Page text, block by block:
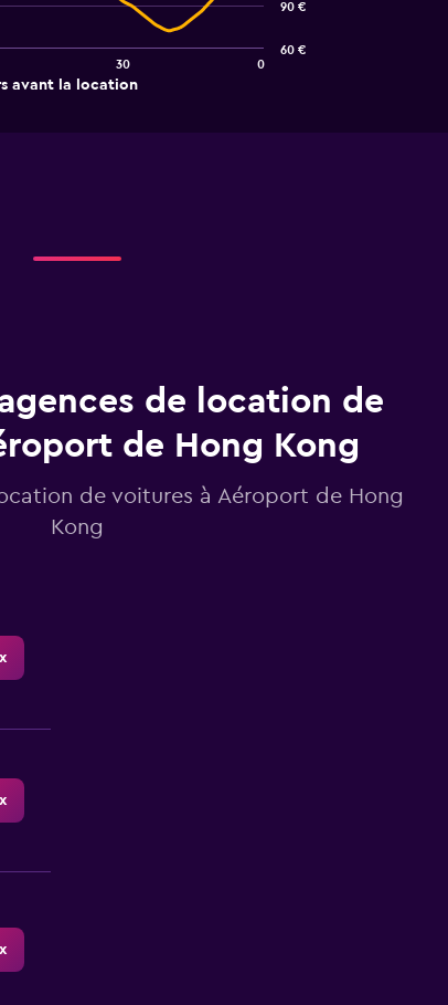
avant la location
30 0
60 €
90 €
de location de
de Hong Kong
de voitures à Aéroport de Hong
Kong